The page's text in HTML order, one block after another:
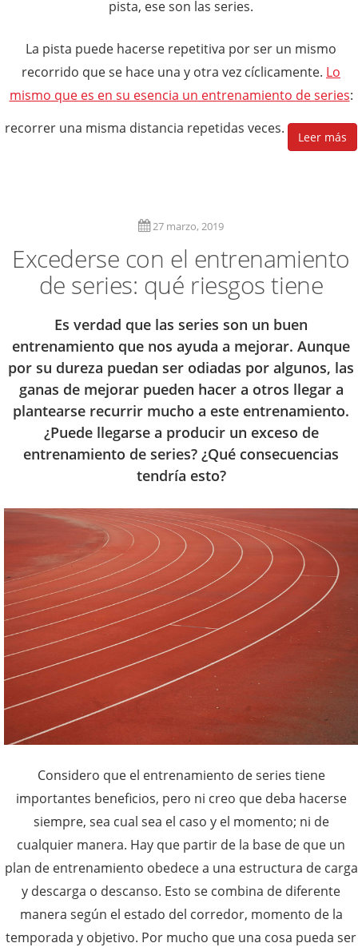
pista, ese son las series.
La pista puede hacerse repetitiva por ser un mismo
recorrido que se hace una y otra vez cíclicamente. Lo
mismo que es en su esencia un entrenamiento de series:
recorrer una misma distancia repetidas veces.
Leer más
27 marzo, 2019
Excederse con el entrenamiento
de series: qué riesgos tiene
Es verdad que las series son un buen
entrenamiento que nos ayuda a mejorar. Aunque
por su dureza puedan ser odiadas por algunos, las
ganas de mejorar pueden hacer a otros llegar a
plantearse recurrir mucho a este entrenamiento.
¿Puede llegarse a producir un exceso de
entrenamiento de series? ¿Qué consecuencias
tendría esto?
Considero que el entrenamiento de series tiene
importantes beneficios, pero ni creo que deba hacerse
siempre, sea cual sea el caso y el momento; ni de
cualquier manera. Hay que partir de la base de que un
plan de entrenamiento obedece a una estructura de carga
y descarga o descanso. Esto se combina de diferente
manera según el estado del corredor, momento de la
temporada y objetivo. Por mucho que una cosa pueda ser